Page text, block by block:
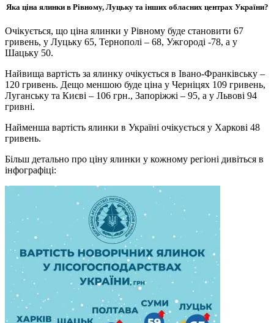
Яка ціна ялинки в Рівному, Луцьку та інших обласних центрах України?
Очікується, що ціна ялинки у Рівному буде становити 67
гривень, у Луцьку 65, Тернополі – 68, Ужгороді -78, а у
Шацьку 50.
Найвища вартість за ялинку очікується в Івано-Франківську –
120 гривень. Дещо меншою буде ціна у Черніцях 109 гривень,
Луганську та Києві – 106 грн., Запоріжжі – 95, а у Львові 94
гривні.
Найменша вартість ялинки в Україні очікується у Харкові 48
гривень.
Більш детально про ціну ялинки у кожному регіоні дивіться в
інфографіці: